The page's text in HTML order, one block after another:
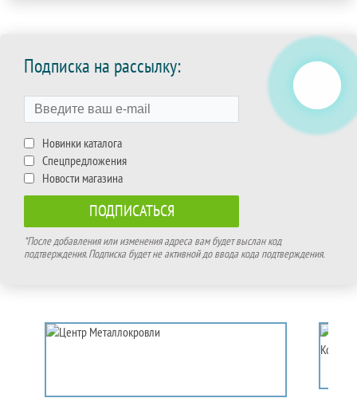
Подписка на рассылку:
Новинки каталога
Спецпредложения
Новости магазина
*После добавления или изменения адреса вам будет выслан код
подтверждения. Подписка будет не активной до ввода кода подтверждения.